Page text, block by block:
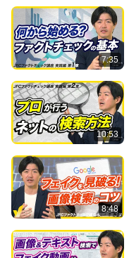
7:35
10:53
8:48